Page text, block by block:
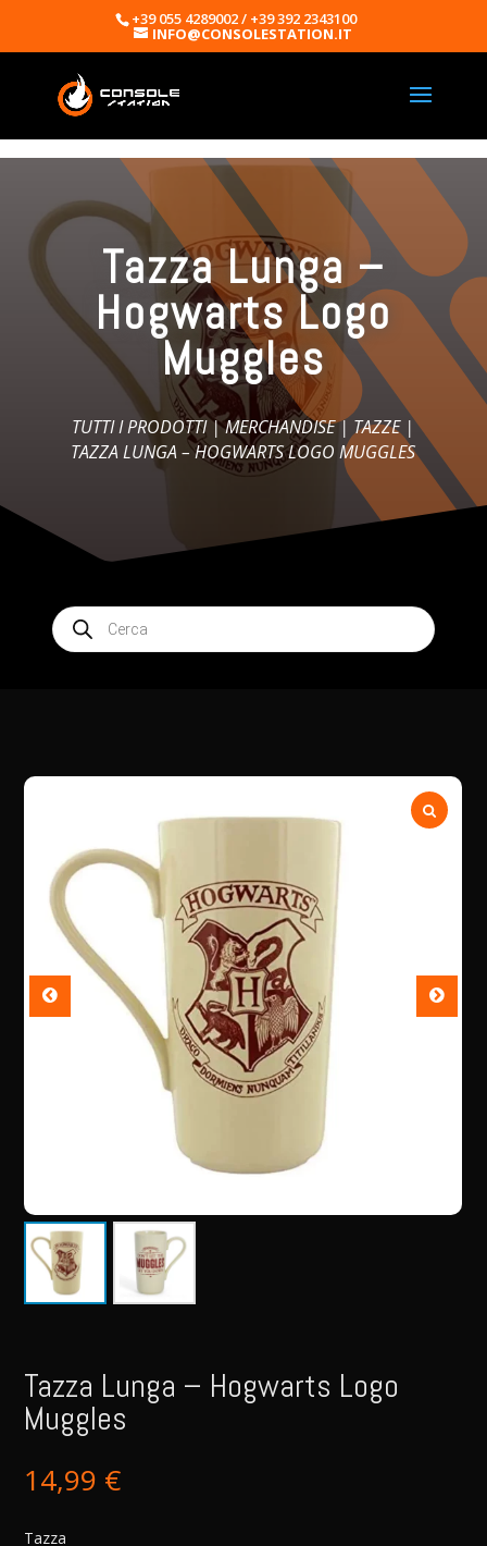
+39 055 4289002 / +39 392 2343100
INFO@CONSOLESTATION.IT
Tazza Lunga –
Hogwarts Logo
Muggles
TUTTI I PRODOTTI|MERCHANDISE| TAZZE|
TAZZA LUNGA – HOGWARTS LOGO MUGGLES
Products
search
Tazza Lunga – Hogwarts Logo
Muggles
14,99 €
Tazza